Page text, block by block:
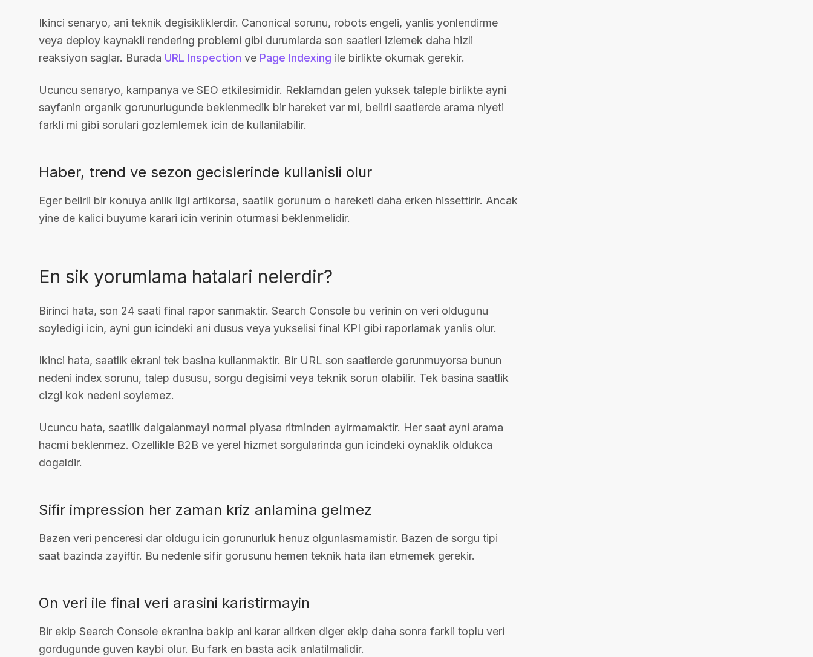
Ikinci senaryo, ani teknik degisikliklerdir. Canonical sorunu, robots engeli, yanlis yonlendirme
veya deploy kaynakli rendering problemi gibi durumlarda son saatleri izlemek daha hizli
reaksiyon saglar. Burada URL Inspection ve Page Indexing ile birlikte okumak gerekir.
Ucuncu senaryo, kampanya ve SEO etkilesimidir. Reklamdan gelen yuksek taleple birlikte ayni
sayfanin organik gorunurlugunde beklenmedik bir hareket var mi, belirli saatlerde arama niyeti
farkli mi gibi sorulari gozlemlemek icin de kullanilabilir.
Haber, trend ve sezon gecislerinde kullanisli olur
Eger belirli bir konuya anlik ilgi artikorsa, saatlik gorunum o hareketi daha erken hissettirir. Ancak
yine de kalici buyume karari icin verinin oturmasi beklenmelidir.
En sik yorumlama hatalari nelerdir?
Birinci hata, son 24 saati final rapor sanmaktir. Search Console bu verinin on veri oldugunu
soyledigi icin, ayni gun icindeki ani dusus veya yukselisi final KPI gibi raporlamak yanlis olur.
Ikinci hata, saatlik ekrani tek basina kullanmaktir. Bir URL son saatlerde gorunmuyorsa bunun
nedeni index sorunu, talep dususu, sorgu degisimi veya teknik sorun olabilir. Tek basina saatlik
cizgi kok nedeni soylemez.
Ucuncu hata, saatlik dalgalanmayi normal piyasa ritminden ayirmamaktir. Her saat ayni arama
hacmi beklenmez. Ozellikle B2B ve yerel hizmet sorgularinda gun icindeki oynaklik oldukca
dogaldir.
Sifir impression her zaman kriz anlamina gelmez
Bazen veri penceresi dar oldugu icin gorunurluk henuz olgunlasmamistir. Bazen de sorgu tipi
saat bazinda zayiftir. Bu nedenle sifir gorusunu hemen teknik hata ilan etmemek gerekir.
On veri ile final veri arasini karistirmayin
Bir ekip Search Console ekranina bakip ani karar alirken diger ekip daha sonra farkli toplu veri
gordugunde guven kaybi olur. Bu fark en basta acik anlatilmalidir.